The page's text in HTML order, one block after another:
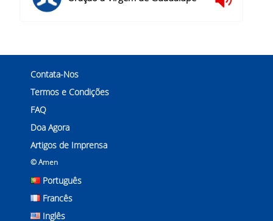
Contata-Nos
Termos e Condições
FAQ
Doa Agora
Artigos de Imprensa
© Amen
Português
Francês
Inglês